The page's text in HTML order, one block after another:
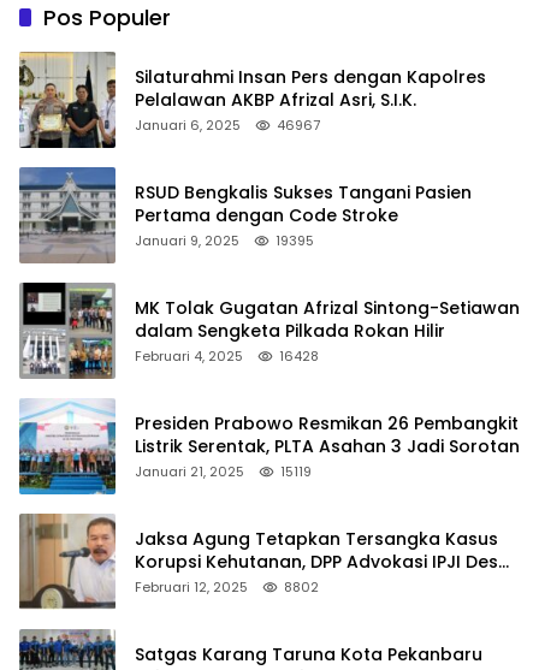
Pos Populer
Silaturahmi Insan Pers dengan Kapolres
Pelalawan AKBP Afrizal Asri, S.I.K.
Januari 6, 2025 46967
RSUD Bengkalis Sukses Tangani Pasien
Pertama dengan Code Stroke
Januari 9, 2025 19395
MK Tolak Gugatan Afrizal Sintong-Setiawan
dalam Sengketa Pilkada Rokan Hilir
Februari 4, 2025 16428
Presiden Prabowo Resmikan 26 Pembangkit
Listrik Serentak, PLTA Asahan 3 Jadi Sorotan
Januari 21, 2025 15119
Jaksa Agung Tetapkan Tersangka Kasus
Korupsi Kehutanan, DPP Advokasi IPJI Desak
Pengusutan Pajak RAPP
Februari 12, 2025 8802
Satgas Karang Taruna Kota Pekanbaru